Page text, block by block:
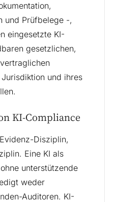
und Prüfbelege -,
eingesetzte KI-
gesetzlichen,
und ihres
KI-Compliance
Disziplin,
Eine KI als
unterstützende
weder
Auditoren. KI-